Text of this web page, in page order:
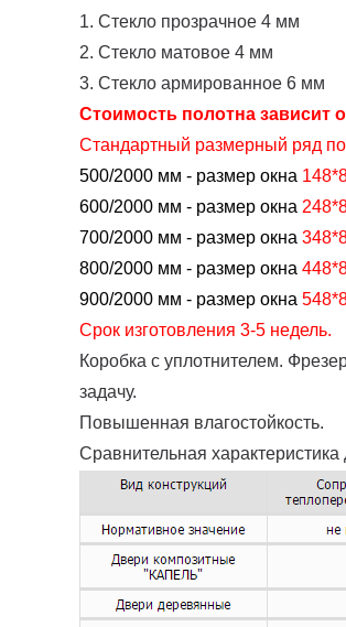
1. Стекло прозрачное 4 мм
2. Стекло матовое 4 мм
3. Стекло армированное 6 мм
Стоимость полотна зависит
Стандартный размерный ряд
500/2000 мм - размер окна
600/2000 мм - размер окна
700/2000 мм - размер окна
800/2000 мм - размер окна
900/2000 мм - размер окна
Срок изготовления 3-5 недель.
Коробка с уплотнителем.
задачу.
Повышенная влагостойкость.
Сравнительная